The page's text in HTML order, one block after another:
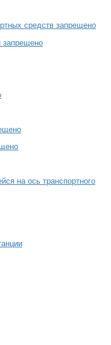
средств запрещено
запрещено
на ось транспортного